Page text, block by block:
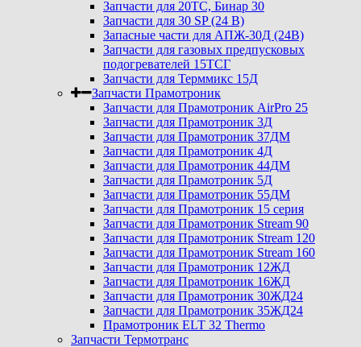
Запчасти для 20ТС, Бинар 30
Запчасти для 30 SP (24 В)
Запасные части для АПЖ-30Д (24В)
Запчасти для газовых предпусковых
подогревателей 15ТСГ
Запчасти для Терммикс 15Д
Запчасти Прамотроник
Запчасти для Прамотроник AirPro 25
Запчасти для Прамотроник 3Д
Запчасти для Прамотроник 37ДМ
Запчасти для Прамотроник 4Д
Запчасти для Прамотроник 44ДМ
Запчасти для Прамотроник 5Д
Запчасти для Прамотроник 55ДМ
Запчасти для Прамотроник 15 серия
Запчасти для Прамотроник Stream 90
Запчасти для Прамотроник Stream 120
Запчасти для Прамотроник Stream 160
Запчасти для Прамотроник 12ЖД
Запчасти для Прамотроник 16ЖД
Запчасти для Прамотроник 30ЖД24
Запчасти для Прамотроник 35ЖД24
Прамотроник ELT 32 Thermo
Запчасти Термотранс